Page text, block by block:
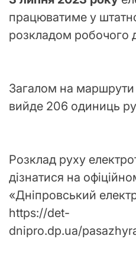
працюватиме у
розкладом робочого
Загалом на маршрути
вийде 206 одиниць
Розклад руху
дізнатися на
«Дніпровський
https://det-
dnipro.dp.ua/